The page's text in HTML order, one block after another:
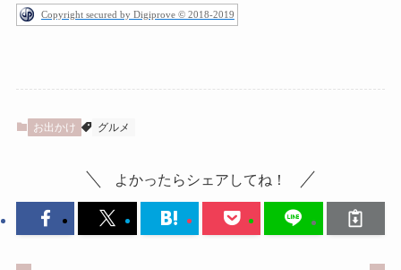
Copyright secured by Digiprove © 2018-2019
お出かけ グルメ
よかったらシェアしてね！